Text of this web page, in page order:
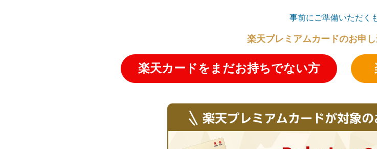
事前にご準備いただく
楽天プレミアムカードのお申
楽天カードをまだお持ちでない方